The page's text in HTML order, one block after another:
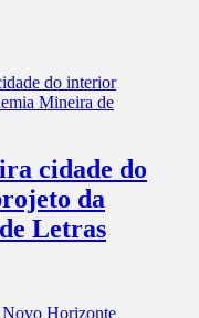
cidade do
da
Letras